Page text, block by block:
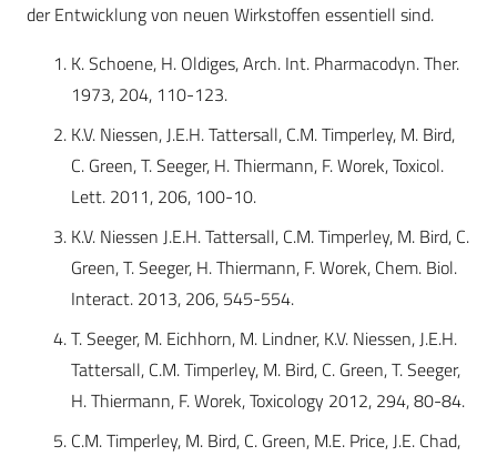
der Entwicklung von neuen Wirkstoffen essentiell sind.
K. Schoene, H. Oldiges, Arch. Int. Pharmacodyn. Ther.
1973, 204, 110-123.
K.V. Niessen, J.E.H. Tattersall, C.M. Timperley, M. Bird,
C. Green, T. Seeger, H. Thiermann, F. Worek, Toxicol.
Lett. 2011, 206, 100-10.
K.V. Niessen J.E.H. Tattersall, C.M. Timperley, M. Bird, C.
Green, T. Seeger, H. Thiermann, F. Worek, Chem. Biol.
Interact. 2013, 206, 545-554.
T. Seeger, M. Eichhorn, M. Lindner, K.V. Niessen, J.E.H.
Tattersall, C.M. Timperley, M. Bird, C. Green, T. Seeger,
H. Thiermann, F. Worek, Toxicology 2012, 294, 80-84.
C.M. Timperley, M. Bird, C. Green, M.E. Price, J.E. Chad,